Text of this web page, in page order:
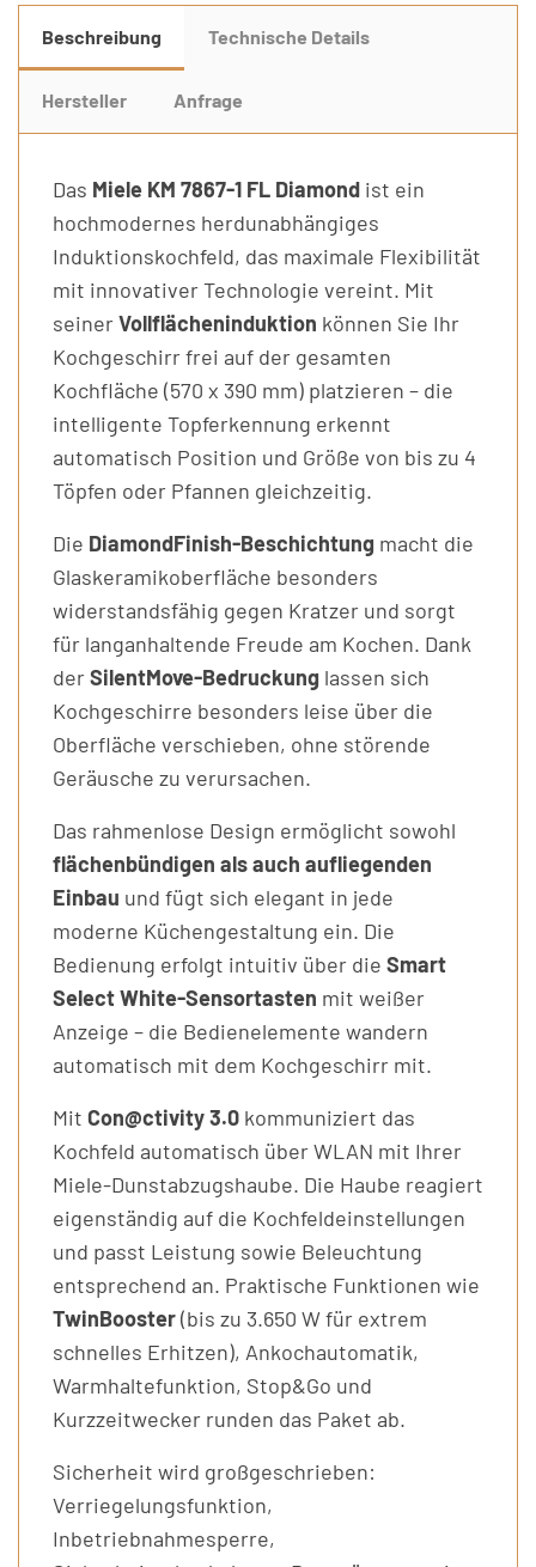
Beschreibung Technische Details
Hersteller Anfrage
Das Miele KM 7867-1 FL Diamond ist ein
hochmodernes herdunabhängiges
Induktionskochfeld, das maximale Flexibilität
mit innovativer Technologie vereint. Mit
seinerVollflächeninduktion können Sie Ihr
Kochgeschirr frei auf der gesamten
Kochfläche (570 x 390 mm) platzieren – die
intelligente Topferkennung erkennt
automatisch Position und Größe von bis zu 4
Töpfen oder Pfannen gleichzeitig.
Die DiamondFinish-Beschichtung macht die
Glaskeramikoberfläche besonders
widerstandsfähig gegen Kratzer und sorgt
für langanhaltende Freude am Kochen. Dank
derSilentMove-Bedruckung lassen sich
Kochgeschirre besonders leise über die
Oberfläche verschieben, ohne störende
Geräusche zu verursachen.
Das rahmenlose Design ermöglicht sowohl
flächenbündigen als auch aufliegenden
Einbau und fügt sich elegant in jede
moderne Küchengestaltung ein. Die
Bedienung erfolgt intuitiv über die Smart
Select White-Sensortasten mit weißer
Anzeige – die Bedienelemente wandern
automatisch mit dem Kochgeschirr mit.
Mit Con@ctivity 3.0 kommuniziert das
Kochfeld automatisch über WLAN mit Ihrer
Miele-Dunstabzugshaube. Die Haube reagiert
eigenständig auf die Kochfeldeinstellungen
und passt Leistung sowie Beleuchtung
entsprechend an. Praktische Funktionen wie
TwinBooster(bis zu 3.650 W für extrem
schnelles Erhitzen), Ankochautomatik,
Warmhaltefunktion, Stop&Go und
Kurzzeitwecker runden das Paket ab.
Sicherheit wird großgeschrieben:
Verriegelungsfunktion,
Inbetriebnahmesperre,